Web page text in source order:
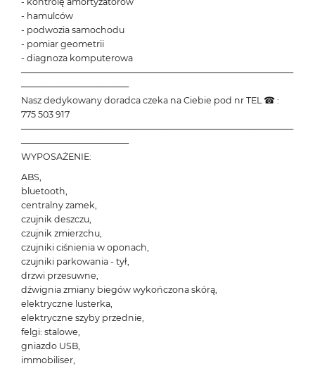
- hamulców
- podwozia samochodu
- pomiar geometrii
- diagnoza komputerowa
───────────────────────────────────────────
─────────────────
Nasz dedykowany doradca czeka na Ciebie pod nr TEL ☎ :
775 503 917
───────────────────────────────────────────
─────────────────
WYPOSAŻENIE:
ABS,
bluetooth,
centralny zamek,
czujnik deszczu,
czujnik zmierzchu,
czujniki ciśnienia w oponach,
czujniki parkowania - tył,
drzwi przesuwne,
dźwignia zmiany biegów wykończona skórą,
elektryczne lusterka,
elektryczne szyby przednie,
felgi: stalowe,
gniazdo USB,
immobiliser,